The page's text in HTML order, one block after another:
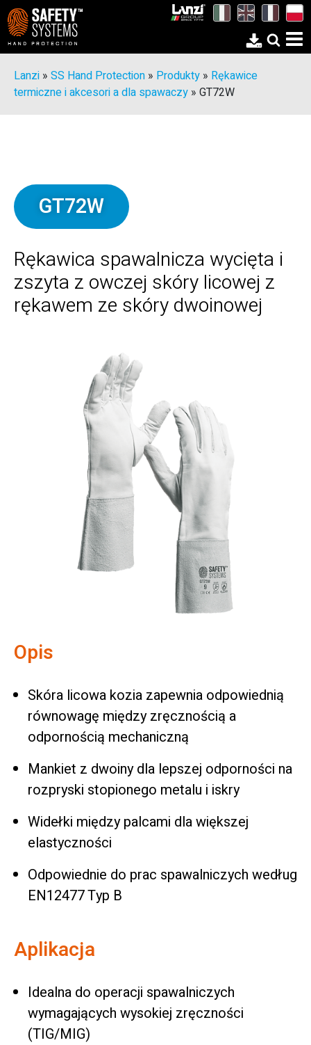
Lanzi » SS Hand Protection » Produkty » Rękawice
termiczne i akcesori a dla spawaczy » GT72W
GT72W
Rękawica spawalnicza wycięta i
zszyta z owczej skóry licowej z
rękawem ze skóry dwoinowej
Opis
Skóra licowa kozia zapewnia odpowiednią
równowagę między zręcznością a
odpornością mechaniczną
Mankiet z dwoiny dla lepszej odporności na
rozpryski stopionego metalu i iskry
Widełki między palcami dla większej
elastyczności
Odpowiednie do prac spawalniczych według
EN12477 Typ B
Aplikacja
Idealna do operacji spawalniczych
wymagających wysokiej zręczności
(TIG/MIG)